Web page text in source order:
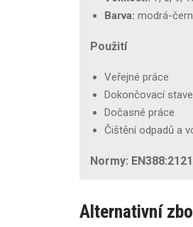
Barva: modrá-
Použití
Veřejné práce
Dokončovací
Dočasné práce
Čištění odpadů a
Normy:
Alternativní